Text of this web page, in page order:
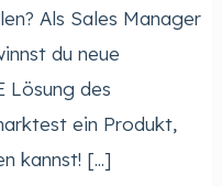
Als Sales Manager
du neue
Lösung des
ein Produkt,
kannst! [...]